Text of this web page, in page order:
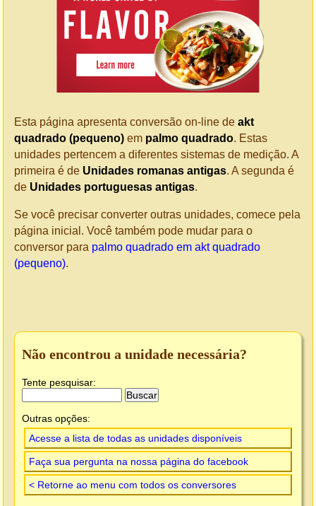
Esta página apresenta conversão on-line de akt
quadrado (pequeno) em palmo quadrado. Estas
unidades pertencem a diferentes sistemas de medição. A
primeira é de Unidades romanas antigas. A segunda é
de Unidades portuguesas antigas.
Se você precisar converter outras unidades, comece pela
página inicial. Você também pode mudar para o
conversor para palmo quadrado em akt quadrado
(pequeno).
Não encontrou a unidade necessária?
Tente pesquisar:
Outras opções:
Acesse a lista de todas as unidades disponíveis
Faça sua pergunta na nossa página do facebook
< Retorne ao menu com todos os conversores